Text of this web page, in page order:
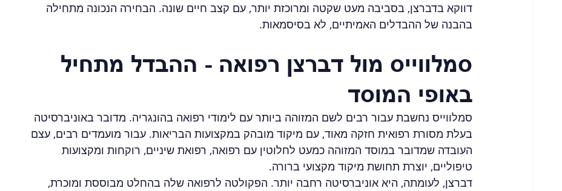
דווקא בדברצן, בסביבה מעט שקטה ומרוכזת יותר, עם קצב חיים שונה. הבחירה הנכונה מתחילה
בהבנה של ההבדלים האמיתיים, לא בסיסמאות.
סמלווייס מול דברצן רפואה - ההבדל מתחיל
באופי המוסד
סמלווייס נחשבת עבור רבים לשם המזוהה ביותר עם לימודי רפואה בהונגריה. מדובר באוניברסיטה
בעלת מסורת רפואית חזקה מאוד, עם מיקוד מובהק במקצועות הבריאות. עבור מועמדים רבים, עצם
העובדה שמדובר במוסד המזוהה כמעט לחלוטין עם רפואה, רפואת שיניים, רוקחות ומקצועות
טיפוליים, יוצרת תחושת מיקוד מקצועי ברורה.
דברצן, לעומתה, היא אוניברסיטה רחבה יותר. הפקולטה לרפואה שלה בהחלט מבוססת ומוכרת,